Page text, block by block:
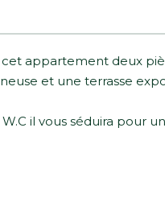
cet appartement deux
et une terrasse
il vous séduira pour un